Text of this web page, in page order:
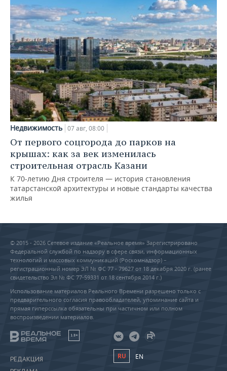
Недвижимость 07 авг, 08:00
От первого соцгорода до парков на
крышах: как за век изменилась
строительная отрасль Казани
К 70-летию Дня строителя — история становления
татарстанской архитектуры и новые стандарты качества
жилья
© 2015 - 2026 Сетевое издание «Реальное время» Зарегистрировано
Федеральной службой по надзору в сфере связи, информационных
технологий и массовых коммуникаций (Роскомнадзор) –
регистрационный номер ЭЛ № ФС 77 - 79627 от 18 декабря 2020 г. (ранее
свидетельство Эл № ФС 77-59331 от 18 сентября 2014 г.)
Использование материалов Реального Времени разрешено только с
предварительного согласия правообладателей, упоминание сайта и
прямая гиперссылка обязательны при частичном или полном
воспроизведении материалов.
18+
РЕДАКЦИЯ
RU EN